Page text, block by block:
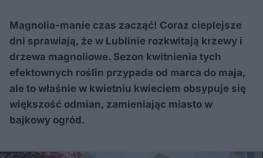
Magnolia-manie czas zacząć! Coraz cieplejsze
dni sprawiają, że w Lublinie rozkwitają krzewy i
drzewa magnoliowe. Sezon kwitnienia tych
efektownych roślin przypada od marca do maja,
ale to właśnie w kwietniu kwieciem obsypuje się
większość odmian, zamieniając miasto w
bajkowy ogród.